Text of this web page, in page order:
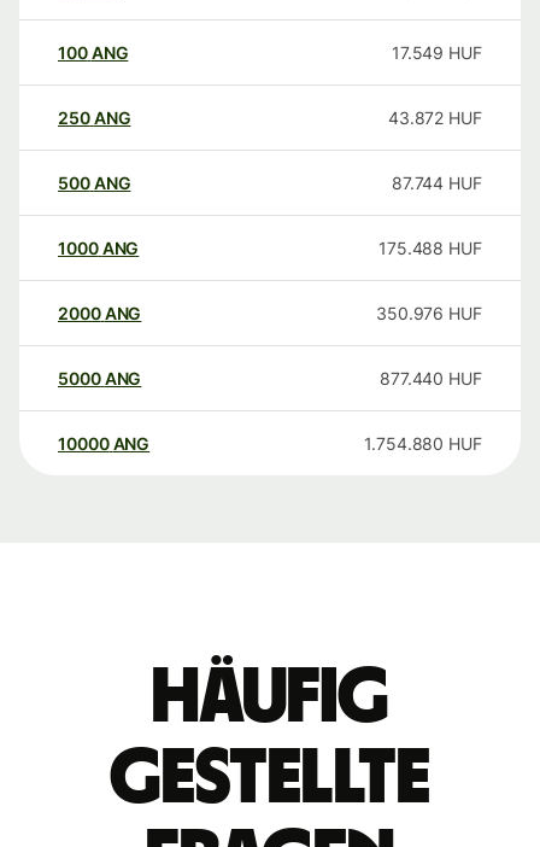
100ANG 17.549 HUF
250ANG 43.872 HUF
500ANG 87.744 HUF
1000ANG 175.488 HUF
2000ANG 350.976 HUF
5000ANG 877.440 HUF
10000 ANG 1.754.880 HUF
Häufig
gestellte